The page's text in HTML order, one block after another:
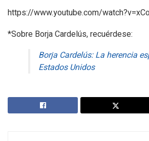
https://www.youtube.com/
*Sobre Borja Cardelús, recuérdese:
Borja Cardelús: La herencia
Estados Unidos